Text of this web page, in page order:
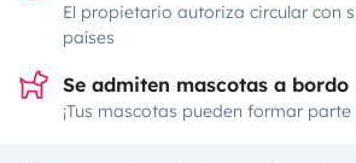
El propietario autoriza circular con
países
Se admiten mascotas a bordo
¡Tus mascotas pueden formar